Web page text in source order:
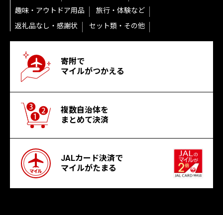
趣味・アウトドア用品
旅行・体験など
返礼品なし・感謝状
セット類・その他
寄附で
マイルがつかえる
複数自治体を
まとめて決済
JALカード決済で
マイルがたまる